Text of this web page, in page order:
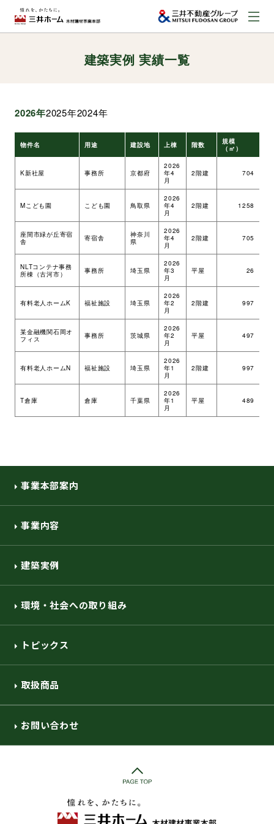
お問い合わせ
建築実例
取扱商品
環境・社会への取り組み
モッケン便り
イベントレポート一覧
建築実例 実績一覧
2026年2025年2024年
物件名 用途 建設地 上棟 階数
規模
（㎡）
K新社屋 事務所 京都府
2026
年4
月
2階建 704
Mこども園 こども園 鳥取県
2026
年4
月
2階建 1258
座間市緑が丘寄宿
舎
寄宿舎
神奈川
県
2026
年4
月
2階建 705
NLTコンテナ事務
所棟（古河市）
事務所 埼玉県
2026
年3
月
平屋 26
有料老人ホームK 福祉施設 埼玉県
2026
年2
月
2階建 997
某金融機関石岡オ
フィス
事務所 茨城県
2026
年2
月
平屋 497
有料老人ホームN 福祉施設 埼玉県
2026
年1
月
2階建 997
T倉庫 倉庫 千葉県
2026
年1
月
平屋 489
事業本部案内
事業内容
建築実例
環境・社会への取り組み
トピックス
取扱商品
お問い合わせ